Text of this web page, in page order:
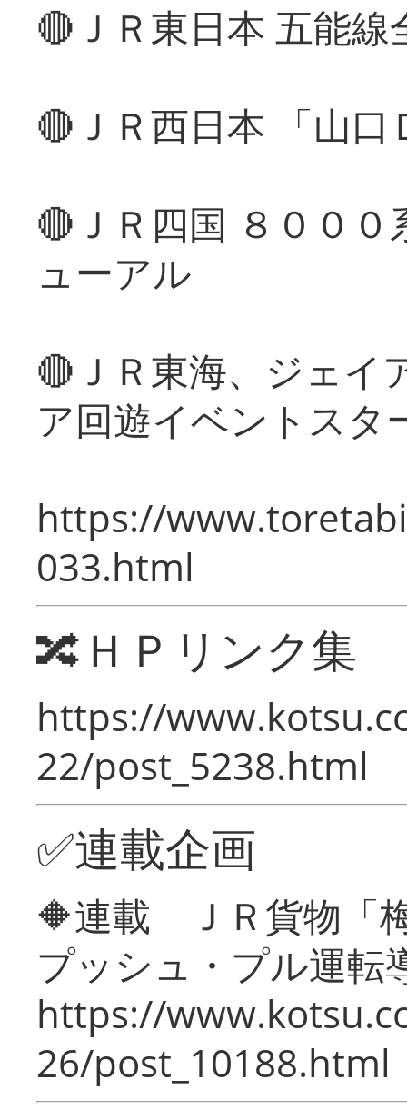
🔴ＪＲ東日本 五能
🔴ＪＲ西日本 「山
🔴ＪＲ四国 ８００
ューアル
🔴ＪＲ東海、ジェイ
ア回遊イベントスタ
https://
033.html
🔀ＨＰリンク集
https://
22/post_5238.html
✅連載企画
🔶連載 ＪＲ貨物「
プッシュ・プル運転
https://
26/post_10188.html